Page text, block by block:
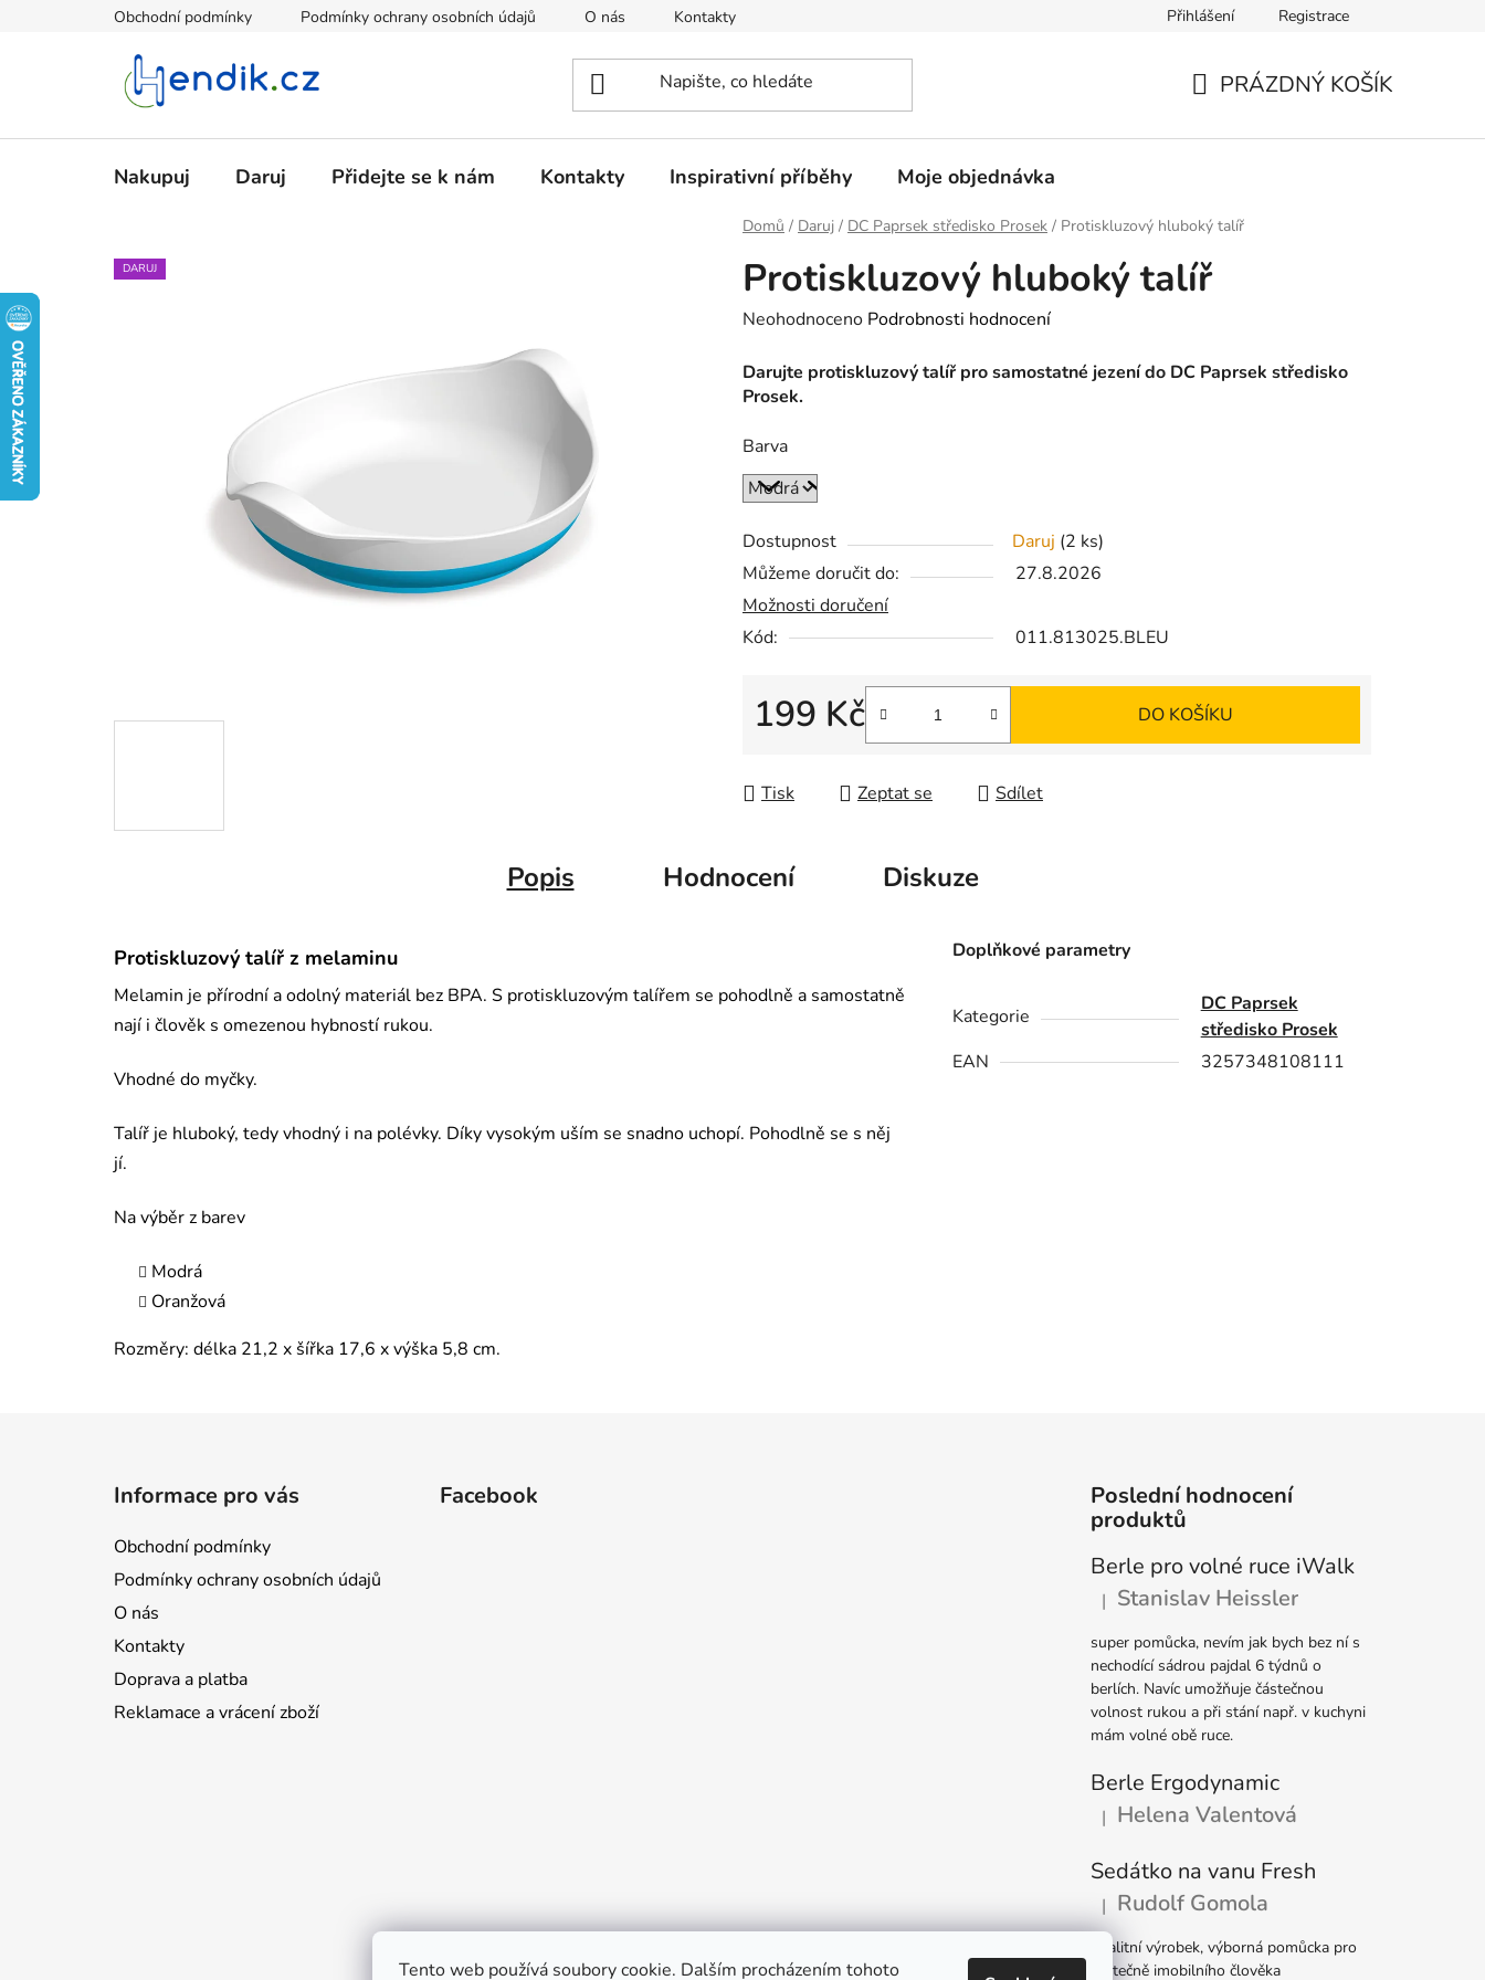
Tento web používá soubory cookie. Dalším procházením tohoto
Obchodní podmínky Podmínky ochrany osobních údajů O nás Kontakty Přihlášení Registrace
PRÁZDNÝ KOŠÍK
Nakupuj Daruj Přidejte se k nám Kontakty Inspirativní příběhy Moje objednávka
Domů / Daruj / DC Paprsek středisko Prosek / Protiskluzový hluboký talíř
Protiskluzový hluboký talíř
Průměrné
produktu
je
0,0
5
Neohodnoceno Podrobnosti hodnocení
Darujte protiskluzový talíř pro samostatné jezení do DC Paprsek středisko
Prosek.
Barva
Dostupnost Daruj (2 ks)
Můžeme doručit do:
27.8.2026
Možnosti doručení
Kód:
011.813025.BLEU
199 Kč DO KOŠÍKU
Tisk Zeptat se Sdílet
DARUJ
Popis Hodnocení Diskuze
Protiskluzový talíř z melaminu
Melamin je přírodní a odolný materiál bez BPA. S protiskluzovým talířem se pohodlně a samostatně
nají i člověk s omezenou hybností rukou.
Vhodné do myčky.
Talíř je hluboký, tedy vhodný i na polévky. Díky vysokým uším se snadno uchopí. Pohodlně se s něj
jí.
Na výběr z barev
Modrá
Oranžová
Rozměry: délka 21,2 x šířka 17,6 x výška 5,8 cm.
Doplňkové parametry
Kategorie
DC Paprsek
středisko Prosek
EAN
3257348108111
Informace pro vás
Obchodní podmínky
Podmínky ochrany osobních údajů
O nás
Kontakty
Doprava a platba
Reklamace a vrácení zboží
Facebook
Poslední hodnocení
produktů
Berle pro volné ruce iWalk
Hodnocení produktu je 5 z 5 hvězdiček.
| Stanislav Heissler
super pomůcka, nevím jak bych bez ní s
nechodící sádrou pajdal 6 týdnů o
berlích. Navíc umožňuje částečnou
volnost rukou a při stání např. v kuchyni
mám volné obě ruce.
Berle Ergodynamic
Hodnocení produktu je 5 z 5 hvězdiček.
| Helena Valentová
Sedátko na vanu Fresh
Hodnocení produktu je 5 z 5 hvězdiček.
| Rudolf Gomola
Kvalitní výrobek, výborná pomůcka pro
částečně imobilního člověka